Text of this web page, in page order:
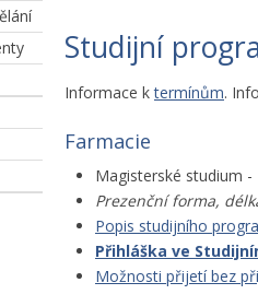
Studijní
Informace ktermínům.
Farmacie
Magisterské studium
Prezenční forma,
Popis studijního
Přihláška ve
Možnosti přijetí bez